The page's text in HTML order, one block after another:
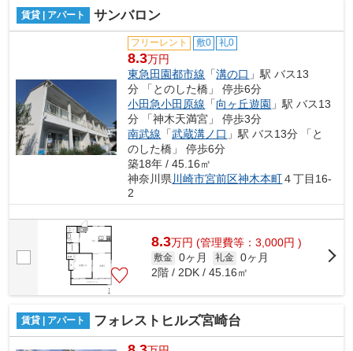
賃貸 | アパート サンバロン
フリーレント 敷0 礼0
8.3万円
東急田園都市線 「溝の口 」駅 バス13
分 「とのした橋」 停歩6分
小田急小田原線 「向ヶ丘遊園 」駅 バス13
分 「神木天満宮」 停歩3分
南武線 「武蔵溝ノ口 」駅 バス13分 「と
のした橋」 停歩6分
築18年 / 45.16㎡
神奈川県 川崎市宮前区神木本町４丁目16-
2
8.3万円 (管理費等：3,000円 )
敷金 0ヶ月 礼金 0ヶ月
2階 / 2DK / 45.16㎡
賃貸 | アパート フォレストヒルズ宮崎台